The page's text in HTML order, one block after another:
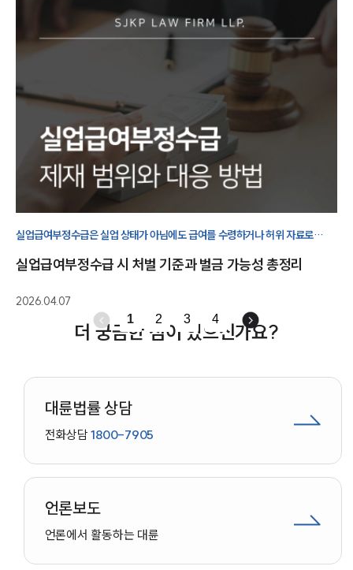
실업급여부정수급은 실업 상태가 아님에도 급여를 수령하거나 허위 자료로
실업급여부정수급 시 처벌 기준과 벌금 가능성 총정리
2026.04.07
1 2 3 4
더 궁금한 점이 있으신가요?
대륜법률 상담
전화상담1800-7905
언론보도
언론에서 활동하는 대륜